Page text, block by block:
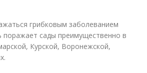
грибковым заболеванием
поражает сады преимущественно в
Курской, Воронежской,